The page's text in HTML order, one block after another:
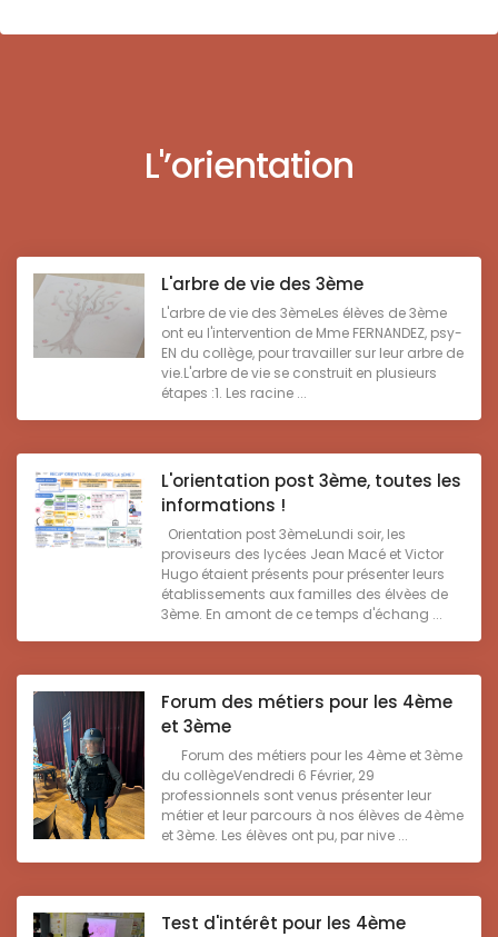
L'’orientation
L'arbre de vie des 3ème
L'arbre de vie des 3èmeLes élèves de 3ème
ont eu l'intervention de Mme FERNANDEZ, psy-
EN du collège, pour travailler sur leur arbre de
vie.L'arbre de vie se construit en plusieurs
étapes :1. Les racine ...
L'orientation post 3ème, toutes les
informations !
Orientation post 3èmeLundi soir, les
proviseurs des lycées Jean Macé et Victor
Hugo étaient présents pour présenter leurs
établissements aux familles des élvèes de
3ème. En amont de ce temps d'échang ...
Forum des métiers pour les 4ème
et 3ème
Forum des métiers pour les 4ème et 3ème
du collègeVendredi 6 Février, 29
professionnels sont venus présenter leur
métier et leur parcours à nos élèves de 4ème
et 3ème. Les élèves ont pu, par nive ...
Test d'intérêt pour les 4ème